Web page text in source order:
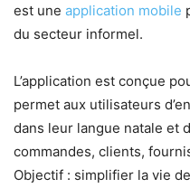
est une application mobile
du secteur informel.
L’application est conçue
permet aux utilisateurs
dans leur langue natale et
commandes, clients,
Objectif : simplifier la vie